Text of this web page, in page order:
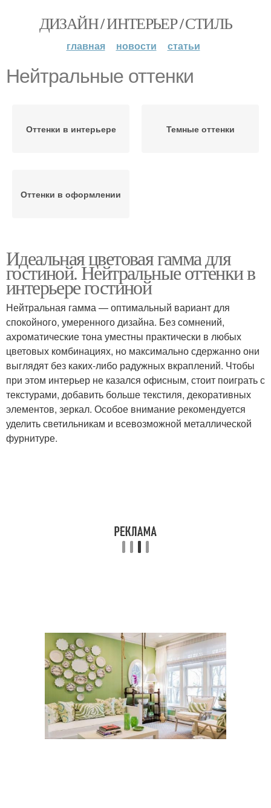
ДИЗАЙН / ИНТЕРЬЕР / СТИЛЬ
главная новости статьи
Нейтральные оттенки
Оттенки в интерьере Темные оттенки
Оттенки в оформлении
Идеальная цветовая гамма для
гостиной. Нейтральные оттенки в
интерьере гостиной
Нейтральная гамма — оптимальный вариант для
спокойного, умеренного дизайна. Без сомнений,
ахроматические тона уместны практически в любых
цветовых комбинациях, но максимально сдержанно они
выглядят без каких-либо радужных вкраплений. Чтобы
при этом интерьер не казался офисным, стоит поиграть с
текстурами, добавить больше текстиля, декоративных
элементов, зеркал. Особое внимание рекомендуется
уделить светильникам и всевозможной металлической
фурнитуре.